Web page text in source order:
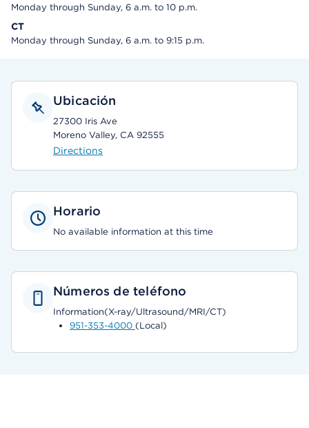
Monday through Sunday, 6 a.m. to 10 p.m.
CT
Monday through Sunday, 6 a.m. to 9:15 p.m.
Ubicación
27300 Iris Ave
Moreno Valley, CA 92555
Directions
Horario
No available information at this time
Números de teléfono
Information(X-ray/Ultrasound/MRI/CT)
951-353-4000 (Local)